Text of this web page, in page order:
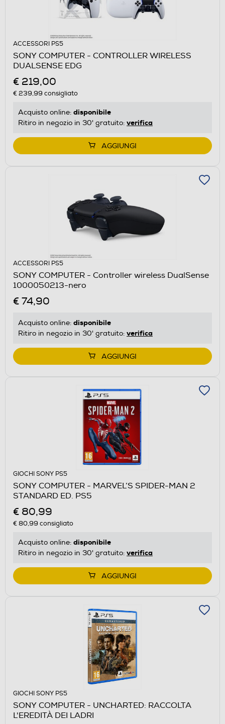
ACCESSORI PS5
SONY COMPUTER - CONTROLLER WIRELESS
DUALSENSE EDG
€ 219,00
€ 239,99 consigliato
Acquisto online: disponibile
Ritiro in negozio in 30' gratuito: verifica
AGGIUNGI
ACCESSORI PS5
SONY COMPUTER - Controller wireless DualSense
1000050213-nero
€ 74,90
Acquisto online: disponibile
Ritiro in negozio in 30' gratuito: verifica
AGGIUNGI
GIOCHI SONY PS5
SONY COMPUTER - MARVEL’S SPIDER-MAN 2
STANDARD ED. PS5
€ 80,99
€ 80,99 consigliato
Acquisto online: disponibile
Ritiro in negozio in 30' gratuito: verifica
AGGIUNGI
GIOCHI SONY PS5
SONY COMPUTER - UNCHARTED: RACCOLTA
L'EREDITÀ DEI LADRI